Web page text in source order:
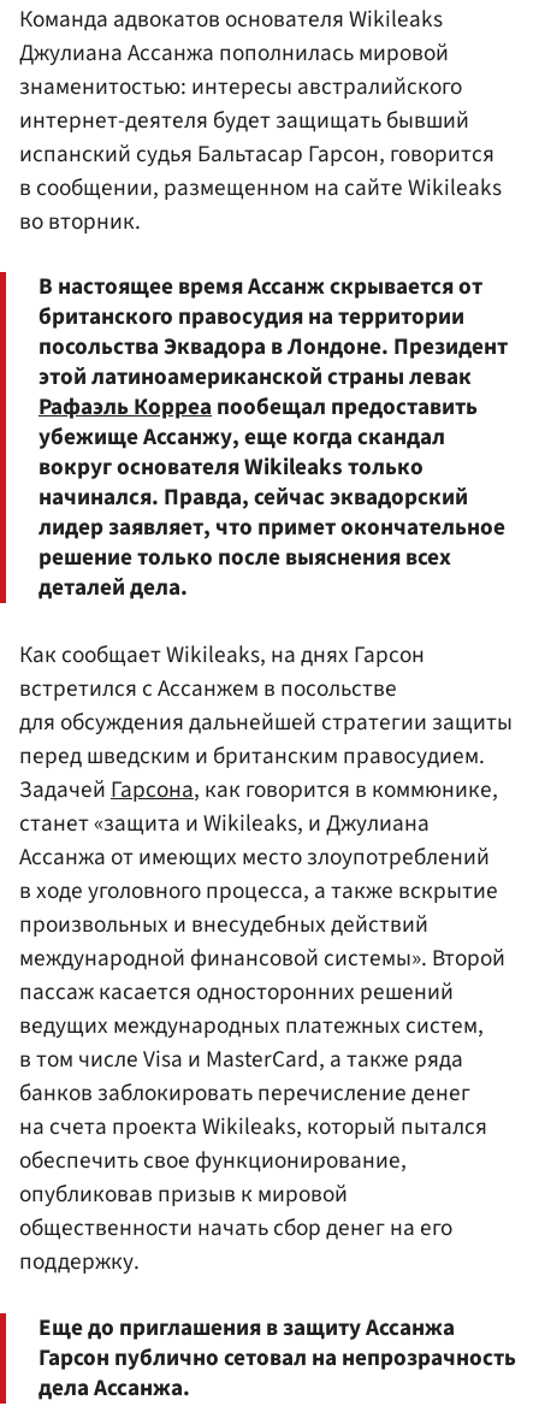
Команда адвокатов основателя Wikileaks
Джулиана Ассанжа пополнилась мировой
знаменитостью: интересы австралийского
интернет-деятеля будет защищать бывший
испанский судья Бальтасар Гарсон, говорится
в сообщении, размещенном на сайте Wikileaks
во вторник.
В настоящее время Ассанж скрывается от
британского правосудия на территории
посольства Эквадора в Лондоне. Президент
этой латиноамериканской страны левак
Рафаэль Корреапообещал предоставить
убежище Ассанжу, еще когда скандал
вокруг основателя Wikileaks только
начинался. Правда, сейчас эквадорский
лидер заявляет, что примет окончательное
решение только после выяснения всех
деталей дела.
Как сообщает Wikileaks, на днях Гарсон
встретился с Ассанжем в посольстве
для обсуждения дальнейшей стратегии защиты
перед шведским и британским правосудием.
ЗадачейГарсона, как говорится в коммюнике,
станет «защита и Wikileaks, и Джулиана
Ассанжа от имеющих место злоупотреблений
в ходе уголовного процесса, а также вскрытие
произвольных и внесудебных действий
международной финансовой системы». Второй
пассаж касается односторонних решений
ведущих международных платежных систем,
в том числе Visa и MasterCard, а также ряда
банков заблокировать перечисление денег
на счета проекта Wikileaks, который пытался
обеспечить свое функционирование,
опубликовав призыв к мировой
общественности начать сбор денег на его
поддержку.
Еще до приглашения в защиту Ассанжа
Гарсон публично сетовал на непрозрачность
дела Ассанжа.